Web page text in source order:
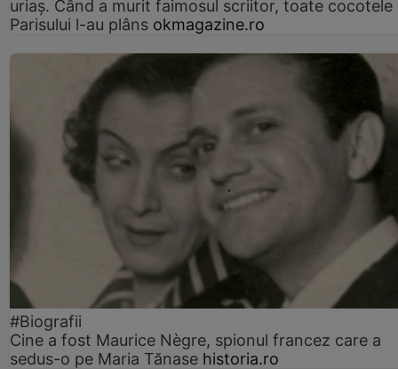
uriaș. Când a murit faimosul scriitor, toate cocotele
Parisului l-au plâns okmagazine.ro
#Biografii
Cine a fost Maurice Nègre, spionul francez care a
sedus-o pe Maria Tănase historia.ro